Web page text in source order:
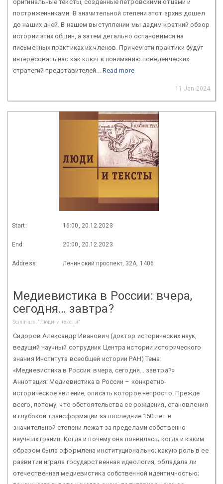
оригинальные тексты, созданные петровскими отцами и
постриженниками. В значительной степени этот архив дошел
до наших дней. В нашем выступлении мы дадим краткий обзор
истории этих общин, а затем детально остановимся на
письменных практиках их членов. Причем эти практики будут
интересовать нас как ключ к пониманию поведенческих
стратегий представителей... Read more
11 Jan 2024
Start: 16:00, 20.12.2023
End: 20:00, 20.12.2023
Address: Ленинский проспект, 32А, 1406
Медиевистика в России: вчера,
сегодня… завтра?
Seminars, "Люди и тексты"
Сидоров Александр Иванович (доктор исторических наук,
ведущий научный сотрудник Центра истории исторического
знания Института всеобщей истории РАН) Тема:
«Медиевистика в России: вчера, сегодня… завтра?»
Аннотация: Медиевистика в России – конкретно-
историческое явление, описать которое непросто. Прежде
всего, потому, что обстоятельства ее рождения, становления
и глубокой трансформации за последние 150 лет в
значительной степени лежат за пределами собственно
научных границ. Когда и почему она появилась; когда и каким
образом была оформлена институционально; какую роль в ее
развитии играла государственная идеология; обладала ли
отечественная медиевистика собственной идентичностью;